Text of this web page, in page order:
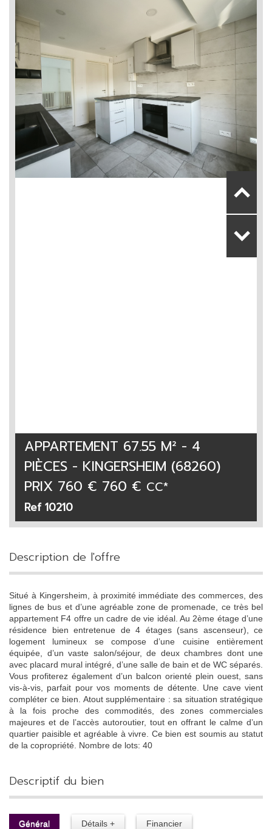
APPARTEMENT 67.55 M² - 4
PIÈCES - KINGERSHEIM (68260)
PRIX 760 € 760 € CC*
Ref 10210
description de l'offre
Situé à Kingersheim, à proximité immédiate des commerces, des
lignes de bus et d’une agréable zone de promenade, ce très bel
appartement F4 offre un cadre de vie idéal. Au 2ème étage d’une
résidence bien entretenue de 4 étages (sans ascenseur), ce
logement lumineux se compose d’une cuisine entièrement
équipée, d’un vaste salon/séjour, de deux chambres dont une
avec placard mural intégré, d’une salle de bain et de WC séparés.
Vous profiterez également d’un balcon orienté plein ouest, sans
vis-à-vis, parfait pour vos moments de détente. Une cave vient
compléter ce bien. Atout supplémentaire : sa situation stratégique
à la fois proche des commodités, des zones commerciales
majeures et de l’accès autoroutier, tout en offrant le calme d’un
quartier paisible et agréable à vivre. Ce bien est soumis au statut
de la copropriété. Nombre de lots: 40
descriptif du bien
Général Détails + Financier